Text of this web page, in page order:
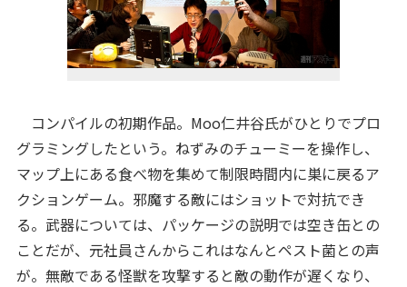
コンパイルの初期作品。Moo仁井谷氏がひとりでプロ
グラミングしたという。ねずみのチューミーを操作し、
マップ上にある食べ物を集めて制限時間内に巣に戻るア
クションゲーム。邪魔する敵にはショットで対抗でき
る。武器については、パッケージの説明では空き缶との
ことだが、元社員さんからこれはなんとペスト菌との声
が。無敵である怪獣を攻撃すると敵の動作が遅くなり、